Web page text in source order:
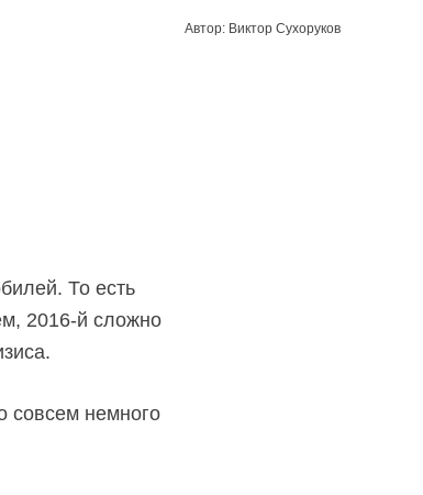
Автор: Виктор Сухоруков
То есть
2016-й сложно
совсем немного